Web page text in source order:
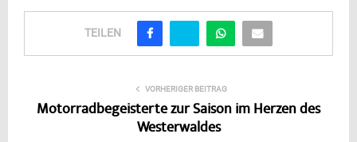
TEILEN
VORHERIGER BEITRAG
Motorradbegeisterte zur Saison im Herzen des
Westerwaldes